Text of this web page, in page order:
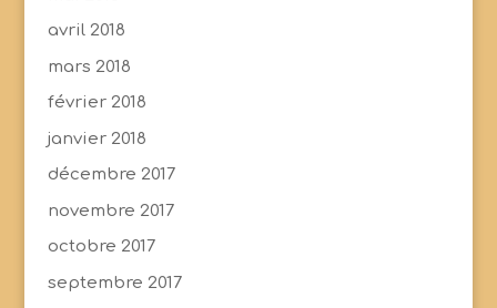
avril 2018
mars 2018
février 2018
janvier 2018
décembre 2017
novembre 2017
octobre 2017
septembre 2017